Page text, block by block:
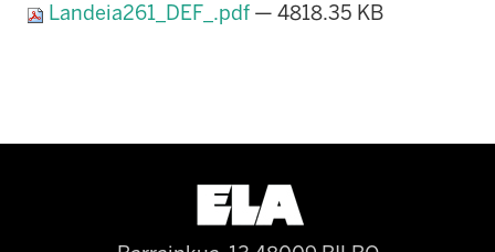
Landeia261_DEF_.pdf — 4818.35 KB